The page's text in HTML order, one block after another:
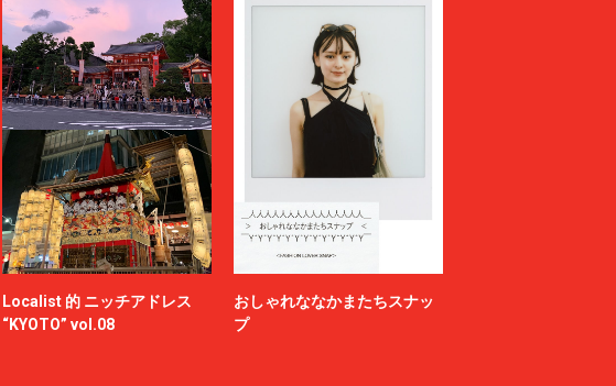
Localist 的 ニッチアドレス
“KYOTO” vol.08
おしゃれななかまたちスナッ
プ